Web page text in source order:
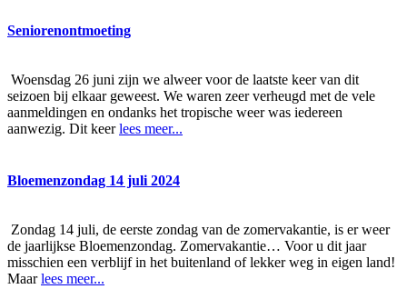
Seniorenontmoeting
Woensdag 26 juni zijn we alweer voor de laatste keer van dit
seizoen bij elkaar geweest. We waren zeer verheugd met de vele
aanmeldingen en ondanks het tropische weer was iedereen
aanwezig. Dit keerlees meer...
Bloemenzondag 14 juli 2024
Zondag 14 juli, de eerste zondag van de zomervakantie, is er weer
de jaarlijkse Bloemenzondag. Zomervakantie… Voor u dit jaar
misschien een verblijf in het buitenland of lekker weg in eigen land!
Maarlees meer...